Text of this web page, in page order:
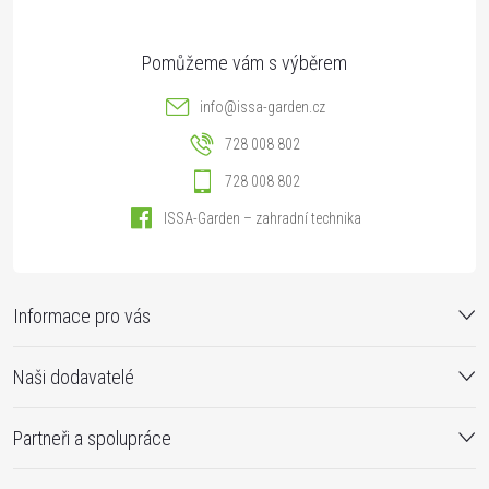
Informace pro vás
info@issa-garden.cz
728 008 802
728 008 802
ISSA-Garden – zahradní technika
Naši dodavatelé
Partneři a spolupráce